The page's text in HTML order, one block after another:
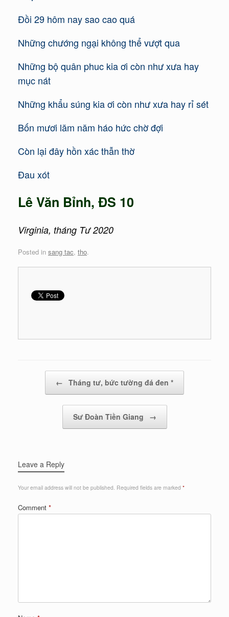
Đồi 29 hôm nay sao cao quá
Những chướng ngại không thể vượt qua
Những bộ quân phuc kia ơi còn như xưa hay
mục nát
Những khẩu súng kia ơi còn như xưa hay rỉ sét
Bốn mươi lăm năm háo hức chờ đợi
Còn lại đây hồn xác thẫn thờ
Đau xót
Lê Văn Bỉnh, ĐS 10
Virginia, tháng Tư 2020
Posted in sang tac, tho.
← Tháng tư, bức tường đá đen *
Sư Đoàn Tiền Giang →
Leave a Reply
Your email address will not be published. Required fields are marked *
Comment *